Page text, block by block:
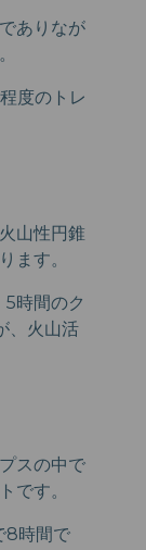
ありなが
度のトレ
山性円錐
ます。
時間のク
、火山活
スの中で
です。
8時間で